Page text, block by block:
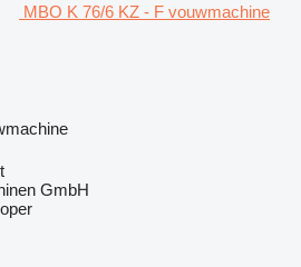
MBO K 76/6 KZ - F vouwmachine
GmbH